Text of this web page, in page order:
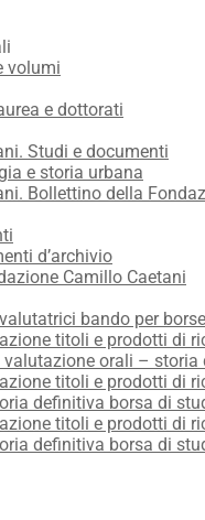
volumi
e dottorati
Studi e documenti
e storia urbana
Bollettino della
d’archivio
Camillo Caetani
bando per
titoli e prodotti di
valutazione orali – storia
titoli e prodotti di
definitiva borsa di
titoli e prodotti di
definitiva borsa di